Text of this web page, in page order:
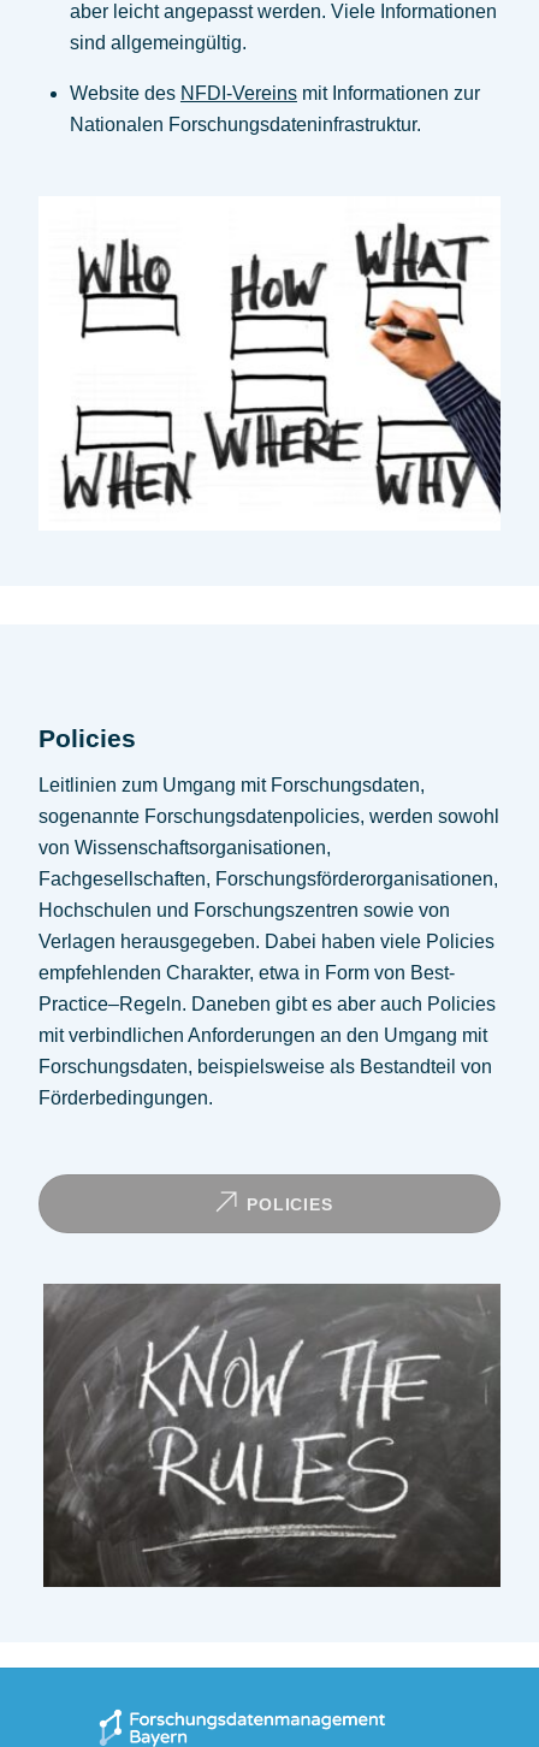
aber leicht angepasst werden. Viele Informationen
sind allgemeingültig.
Website des NFDI-Vereinsmit Informationen zur
Nationalen Forschungsdateninfrastruktur.
Policies
Leitlinien zum Umgang mit Forschungsdaten,
sogenannte Forschungsdatenpolicies, werden sowohl
von Wissenschaftsorganisationen,
Fachgesellschaften, Forschungsförderorganisationen,
Hochschulen und Forschungszentren sowie von
Verlagen herausgegeben. Dabei haben viele Policies
empfehlenden Charakter, etwa in Form von Best-
Practice–Regeln. Daneben gibt es aber auch Policies
mit verbindlichen Anforderungen an den Umgang mit
Forschungsdaten, beispielsweise als Bestandteil von
Förderbedingungen.
POLICIES